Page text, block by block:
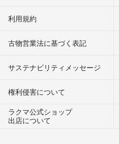
利用規約
古物営業法に基づく表記
サステナビリティメッセージ
権利侵害について
ラクマ公式ショップ
出店について